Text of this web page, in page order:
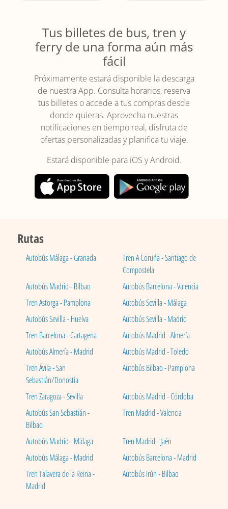
Tus billetes de bus, tren y
ferry de una forma aún más
fácil
Próximamente estará disponible la descarga
de nuestra App. Consulta horarios, reserva
tus billetes o accede a tus compras desde
donde quieras. Aprovecha nuestras
notificaciones en tiempo real, disfruta de
ofertas personalizadas y planifica tu viaje.
Estará disponible para iOS y Android.
Rutas
Autobús Málaga - Granada
Tren A Coruña - Santiago de
Compostela
Autobús Madrid - Bilbao
Autobús Barcelona - Valencia
Tren Astorga - Pamplona
Autobús Sevilla - Málaga
Autobús Sevilla - Huelva
Autobús Sevilla - Madrid
Tren Barcelona - Cartagena
Autobús Madrid - Almería
Autobús Almería - Madrid
Autobús Madrid - Toledo
Tren Ávila - San
Sebastián/Donostia
Autobús Bilbao - Pamplona
Tren Zaragoza - Sevilla
Autobús Madrid - Córdoba
Autobús San Sebastián -
Bilbao
Tren Madrid - Valencia
Autobús Madrid - Málaga
Tren Madrid - Jaén
Autobús Málaga - Madrid
Autobús Barcelona - Madrid
Tren Talavera de la Reina -
Madrid
Autobús Irún - Bilbao